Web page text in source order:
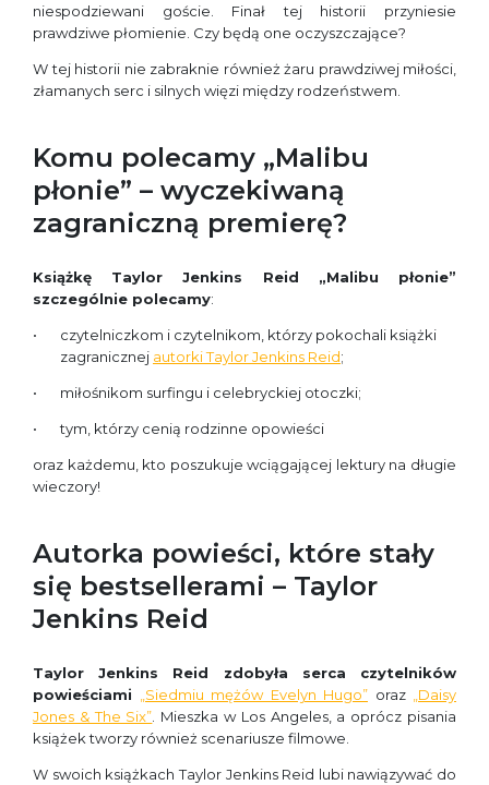
niespodziewani goście. Finał tej historii przyniesie
prawdziwe płomienie. Czy będą one oczyszczające?
W tej historii nie zabraknie również żaru prawdziwej miłości,
złamanych serc i silnych więzi między rodzeństwem.
Komu polecamy „Malibu
płonie” – wyczekiwaną
zagraniczną premierę?
Książkę Taylor Jenkins Reid „Malibu płonie”
szczególnie polecamy:
czytelniczkom i czytelnikom, którzy pokochali książki
zagranicznej autorki Taylor Jenkins Reid;
miłośnikom surfingu i celebryckiej otoczki;
tym, którzy cenią rodzinne opowieści
oraz każdemu, kto poszukuje wciągającej lektury na długie
wieczory!
Autorka powieści, które stały
się bestsellerami – Taylor
Jenkins Reid
Taylor Jenkins Reid zdobyła serca czytelników
powieściami „Siedmiu mężów Evelyn Hugo” oraz „Daisy
Jones & The Six”. Mieszka w Los Angeles, a oprócz pisania
książek tworzy również scenariusze filmowe.
W swoich książkach Taylor Jenkins Reid lubi nawiązywać do